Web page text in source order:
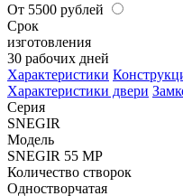
От 5500 рублей
Срок
изготовления
30 рабочих дней
Характеристики
Характеристики двери
Серия
SNEGIR
Модель
SNEGIR 55 MP
Количество створок
Одностворчатая